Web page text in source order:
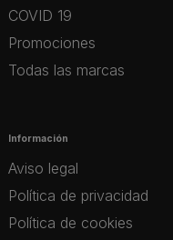
COVID 19
Promociones
Todas las marcas
Información
Aviso legal
Política de privacidad
Política de cookies